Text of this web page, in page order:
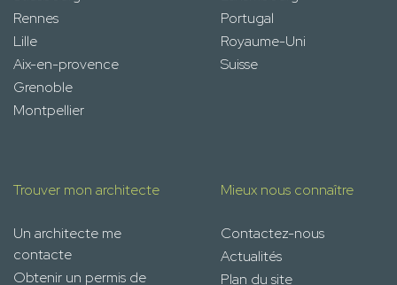
Rennes
Lille
Aix-en-provence
Grenoble
Montpellier
Portugal
Royaume-Uni
Suisse
Trouver mon architecte
Un architecte me
contacte
Obtenir un permis de
Mieux nous connaître
Contactez-nous
Actualités
Plan du site